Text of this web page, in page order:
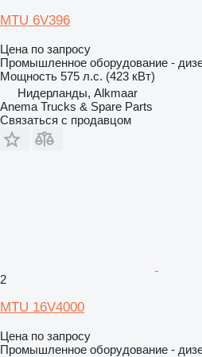
MTU 6V396
Цена по запросу
Промышленное оборудование -
Мощность 575 л.с. (423 кВт)
Нидерланды, Alkmaar
Anema Trucks & Spare Parts
Связаться с продавцом
2
MTU 16V4000
Цена по запросу
Промышленное оборудование -